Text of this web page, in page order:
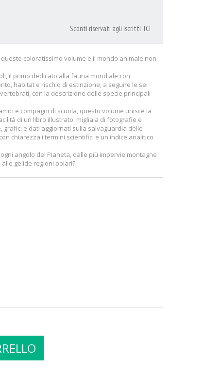
Sconti riservati agli iscritti TCI
coloratissimo volume e il mondo animale non
il primo dedicato alla fauna mondiale con
habitat e rischio di estinzione; a seguire le sei
con la descrizione delle specie principali
e compagni di scuola, questo volume unisce la
di un libro illustrato: migliaia di fotografie e
e dati aggiornati sulla salvaguardia delle
chiarezza i termini scientifici e un indice analitico
angolo del Pianeta, dalle più impervie montagne
gelide regioni polari?